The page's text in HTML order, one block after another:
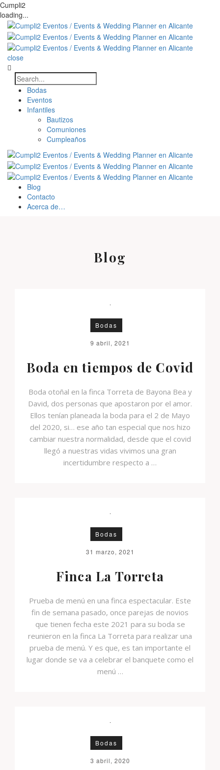
Cumpli2
loading...
close
Bodas
Eventos
Infantiles
Bautizos
Comuniones
Cumpleaños
Blog
Contacto
Acerca de…
Blog
Bodas
9 abril, 2021
Boda en tiempos de Covid
Boda otoñal en la finca Torreta de Bayona Bea y
David, dos personas que apostaron por el amor.
Ellos tenían planeada la boda para el 2 de Mayo
del 2020, si… ese año tan especial que nos hizo
cambiar nuestra normalidad, desde que el covid
llegó a nuestras vidas vivimos una gran
incertidumbre respecto a …
Bodas
31 marzo, 2021
Finca La Torreta
Prueba de menú en una finca espectacular. Este
fin de semana pasado, once parejas de novios
que tienen fecha este 2021 para su boda se
reunieron en la finca La Torreta para realizar una
prueba de menú. Y es que, es tan importante el
lugar donde se va a celebrar el banquete como el
menú …
Bodas
3 abril, 2020